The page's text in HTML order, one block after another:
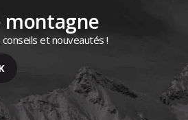
montagne
et nouveautés !